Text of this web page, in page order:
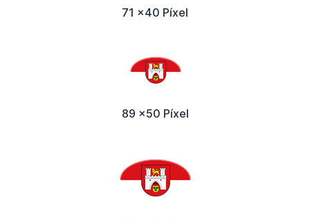
71 x40 Píxel
89 x50 Píxel